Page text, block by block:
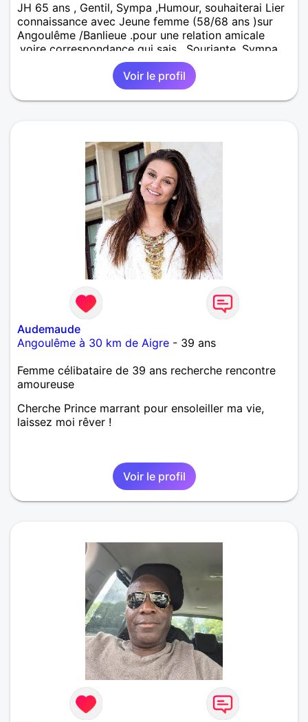
JH 65 ans , Gentil, Sympa ,Humour, souhaiterai Lier
connaissance avec Jeune femme (58/68 ans )sur
Angoulême /Banlieue .pour une relation amicale
,voire correspondance qui sais , Souriante, Sympa,
Libre, Attrayante, Compréhensive ....... . qui Aime
sorties, loisirs, dialogues, ..... et qui sais de cette
relation pourquoi pas même devenir bons
amis....cela ne l’empêche pas je pense....et
Voir le profil
Audemaude
Angoulême à 30 km de Aigre - 39 ans
Femme célibataire de 39 ans recherche rencontre
amoureuse
Cherche Prince marrant pour ensoleiller ma vie,
laissez moi rêver !
Voir le profil